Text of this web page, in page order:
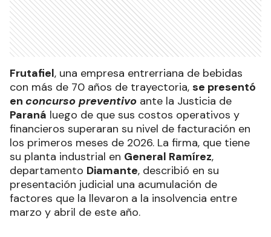
Frutafiel, una empresa entrerriana de bebidas
con más de 70 años de trayectoria, se presentó
en concurso preventivo ante la Justicia de
Paraná luego de que sus costos operativos y
financieros superaran su nivel de facturación en
los primeros meses de 2026. La firma, que tiene
su planta industrial en General Ramírez,
departamento Diamante, describió en su
presentación judicial una acumulación de
factores que la llevaron a la insolvencia entre
marzo y abril de este año.